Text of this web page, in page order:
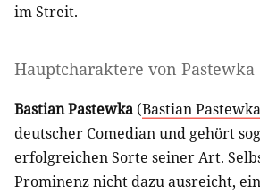
im Streit.
Hauptcharaktere von Pastewka
Bastian Pastewka (Bastian Pastewka
deutscher Comedian und gehört
erfolgreichen Sorte seiner Art.
Prominenz nicht dazu ausreicht,